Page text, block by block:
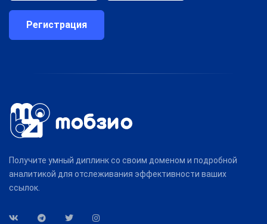
Регистрация
Получите умный диплинк со своим доменом и подробной
аналитикой для отслеживания эффективности ваших
ссылок.